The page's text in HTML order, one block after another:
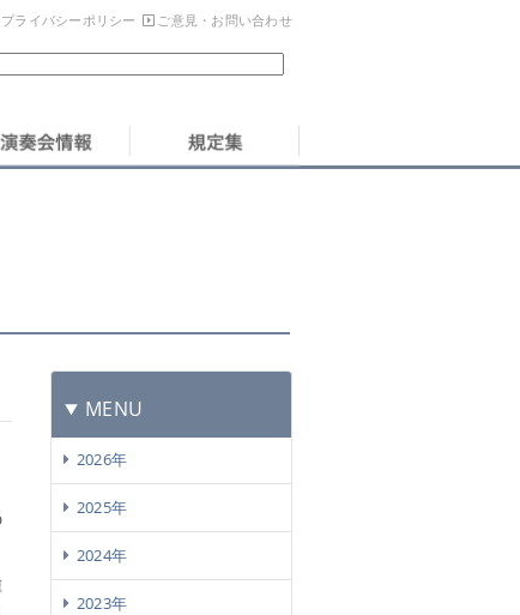
プライバシーポリシー ご意見・お問い合わせ
MENU
2026年
2025年
2024年
2023年